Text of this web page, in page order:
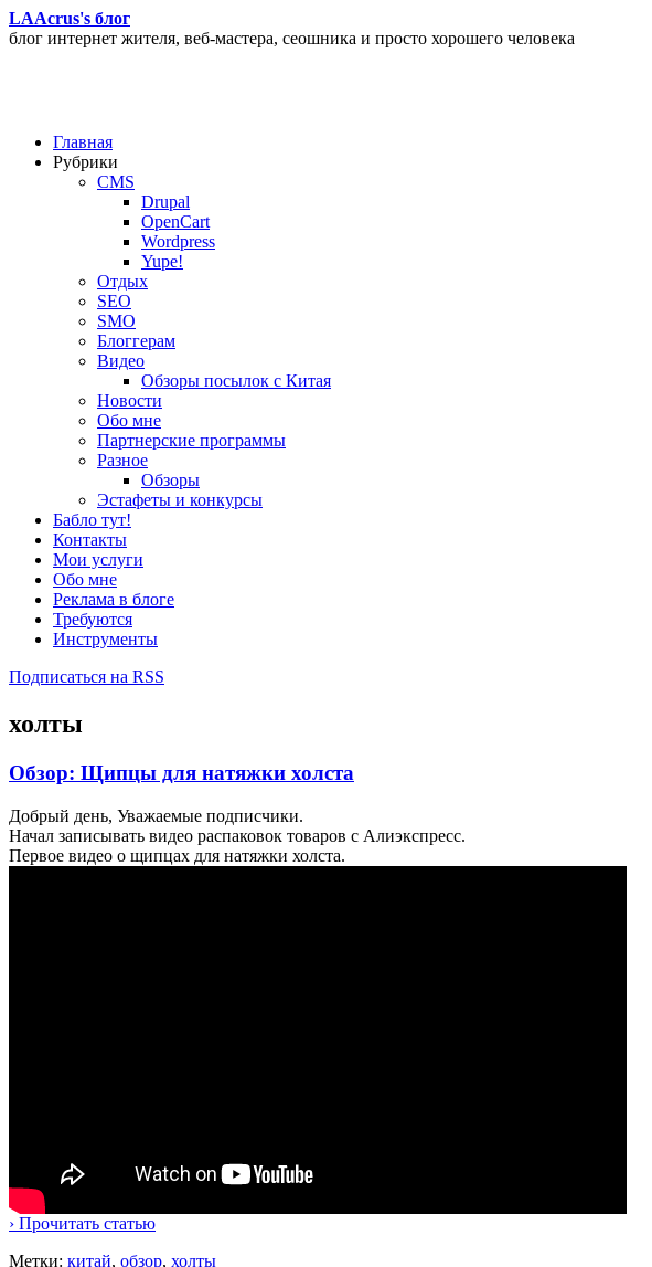
LAAcrus's блог
блог интернет жителя, веб-мастера, сеошника и просто хорошего человека
Главная
Рубрики
CMS
Drupal
OpenCart
Wordpress
Yupe!
Oтдых
SEO
SMO
Блоггерам
Видео
Обзоры посылок с Китая
Новости
Обо мне
Партнерские программы
Разное
Обзоры
Эстафеты и конкурсы
Бабло тут!
Контакты
Мои услуги
Обо мне
Реклама в блоге
Требуются
Инструменты
Подписаться на RSS
холты
Обзор: Щипцы для натяжки холста
Добрый день, Уважаемые подписчики.
Начал записывать видео распаковок товаров с Алиэкспресс.
Первое видео о щипцах для натяжки холста.
› Прочитать статью
Метки: китай, обзор, холты